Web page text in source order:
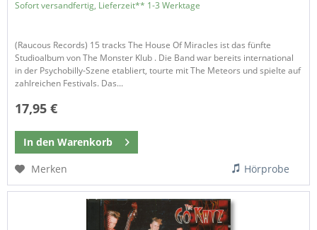
Sofort versandfertig, Lieferzeit** 1-3 Werktage
(Raucous Records) 15 tracks The House Of Miracles ist das fünfte
Studioalbum von The Monster Klub . Die Band war bereits international
in der Psychobilly-Szene etabliert, tourte mit The Meteors und spielte auf
zahlreichen Festivals. Das...
17,95 €
In den Warenkorb
Merken
Hörprobe